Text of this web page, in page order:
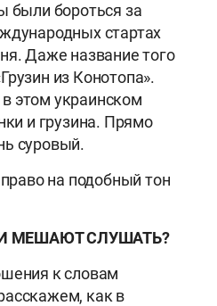
были бороться за
стартах
Даже название того
из Конотопа».
этом украинском
и грузина. Прямо
суровый.
на подобный тон
МЕШАЮТ СЛУШАТЬ?
к словам
как в